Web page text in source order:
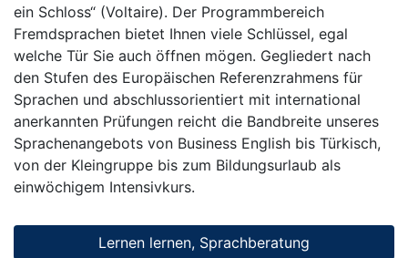
ein Schloss“ (Voltaire). Der Programmbereich
Fremdsprachen bietet Ihnen viele Schlüssel, egal
welche Tür Sie auch öffnen mögen. Gegliedert nach
den Stufen des Europäischen Referenzrahmens für
Sprachen und abschlussorientiert mit international
anerkannten Prüfungen reicht die Bandbreite unseres
Sprachenangebots von Business English bis Türkisch,
von der Kleingruppe bis zum Bildungsurlaub als
einwöchigem Intensivkurs.
Lernen lernen, Sprachberatung